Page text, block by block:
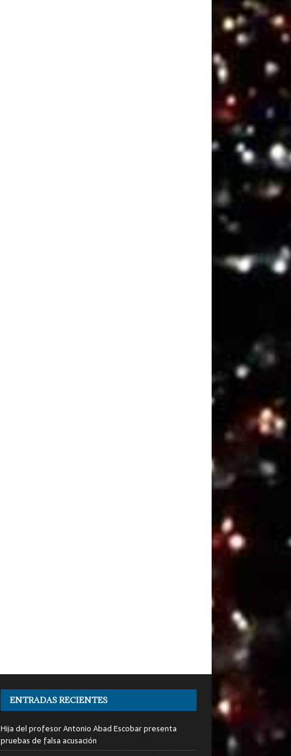
ENTRADAS RECIENTES
Hija del profesor Antonio Abad Escobar presenta
pruebas de falsa acusación